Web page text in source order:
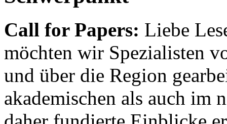
Call for Papers: Liebe
möchten wir Spezialisten
und über die Region
akademischen als auch im